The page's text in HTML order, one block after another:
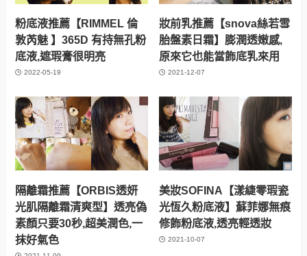
粉底液推薦【RIMMEL 倫
敦芮魅 】365D 有持無孔粉
底液,遮瑕膏很明亮
2022-05-19
妝前乳推薦【snova絲若雪
胎盤素日霜】膨潤透嫩感,
原來它也能當飾底乳來用
2021-12-07
隔離霜推薦【ORBIS透妍
光肌隔離霜清爽型】透亮偽
素顏只要30秒,超美潤色,一
抹好氣色
美妝SOFINA【漾緁零瑕瓷
光恆久粉底液】蘇菲娜無痕
修飾粉底液,透亮輕透妝
2021-10-07